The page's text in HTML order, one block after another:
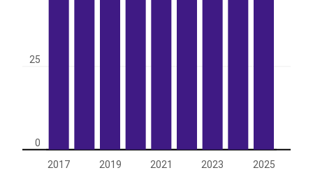
2017 2019 2021 2023 2025
0
25